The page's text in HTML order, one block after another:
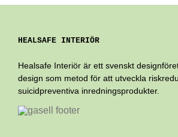
HEALSAFE INTERIÖR
Healsafe Interiör är ett svenskt
design som metod för att utveckla
suicidpreventiva inredningsprodukter.